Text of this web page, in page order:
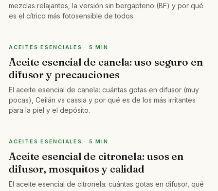
mezclas relajantes, la versión sin bergapteno (BF) y por qué
es el cítrico más fotosensible de todos.
ACEITES ESENCIALES · 5 MIN
Aceite esencial de canela: uso seguro en
difusor y precauciones
El aceite esencial de canela: cuántas gotas en difusor (muy
pocas), Ceilán vs cassia y por qué es de los más irritantes
para la piel y el depósito.
ACEITES ESENCIALES · 5 MIN
Aceite esencial de citronela: usos en
difusor, mosquitos y calidad
El aceite esencial de citronela: cuántas gotas en difusor, qué